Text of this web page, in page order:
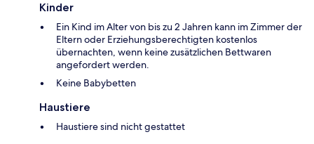
Kinder
Ein Kind im Alter von bis zu 2 Jahren kann im Zimmer der
Eltern oder Erziehungsberechtigten kostenlos
übernachten, wenn keine zusätzlichen Bettwaren
angefordert werden.
Keine Babybetten
Haustiere
Haustiere sind nicht gestattet